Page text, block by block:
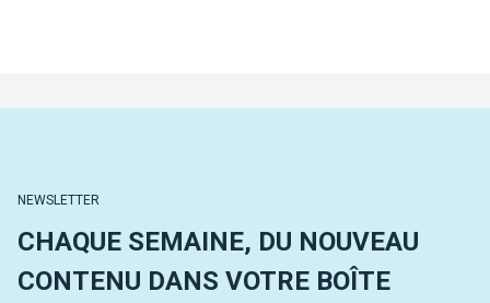
NEWSLETTER
CHAQUE SEMAINE, DU NOUVEAU
CONTENU DANS VOTRE BOÎTE